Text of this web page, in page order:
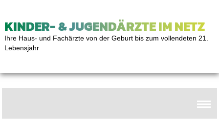
KINDER- & JUGENDÄRZTE IM NETZ
Ihre Haus- und Fachärzte von der Geburt bis zum vollendeten 21.
Lebensjahr